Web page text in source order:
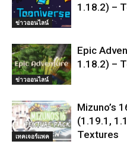
ข่าวออนไลน์
1.18.2) –
ข่าวออนไลน์
Epic
1.18.2) –
เทคเจอร์แพค
Mizuno’s
(1.19.1,
Textures